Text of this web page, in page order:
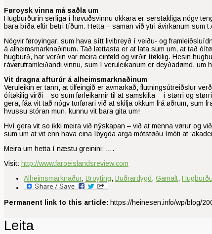
Føroysk vinna má saðla um
Hugburðurin serliga í høvuðsvinnu okkara er serstakliga nógv
bara bíða eftir betri tíðum. Hetta – saman við ytri ávirkanum
Nógvir føroyingar, sum hava sítt livibreyð í veiðu- og
á alheimsmarknaðinum. Tað lættasta er at lata sum um, at tað
hugburð, har verðin var meira einføld og virðir ítøkilig. Hesin
rávøruframleiðandi vinnu, sum í veruleikanum er deyðadømd, um
Vit dragna afturúr á alheimsmarknaðinum
Veruleikin er tann, at tilfeingið er avmarkað, flutningsútreiðslur
óítøkilig virði – so sum førleikarnir til at samskifta – í størri og
gera, fáa vit tað nógv torførari við at skilja okkum frá øðrum, sum
hvussu stóran mun, kunnu vit bara gita um!
Hví gera vit so ikki meira við nýskapan – við at menna vørur og
sum um at vit enn hava eina íbygda arga mótstøðu ímóti at
Meira um hetta í næstu greinini: ….
Visit: http://www.faroeislandsreview.com
Alheimsmarknaður, Broyting, Buðrardygd, Gamalt,
Permanent link to this article: https://heinesen.info/wp/blog/
Leita